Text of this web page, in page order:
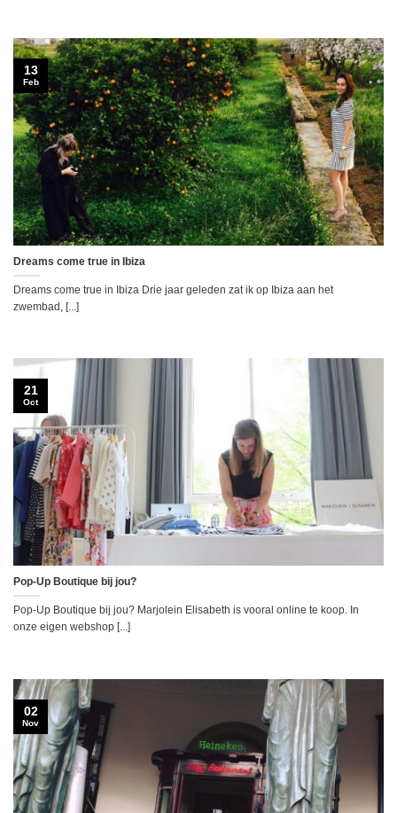
Dreams come true in Ibiza
Dreams come true in Ibiza Drie jaar geleden zat ik op Ibiza aan het
zwembad, [...]
13
Feb
Pop-Up Boutique bij jou?
Pop-Up Boutique bij jou? Marjolein Elisabeth is vooral online te koop. In
onze eigen webshop [...]
21
Oct
02
Nov